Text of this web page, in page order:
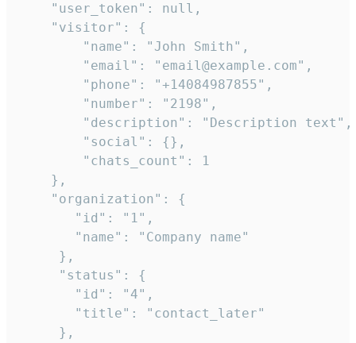
    "user_token": null,
    "visitor": {
        "name": "John Smith",
        "email": "email@example.com",
        "phone": "+14084987855",
        "number": "2198",
        "description": "Description text",
        "social": {},
        "chats_count": 1
    },
    "organization": {
       "id": "1",
       "name": "Company name"
     },
     "status": {
       "id": "4",
       "title": "contact_later"
     },